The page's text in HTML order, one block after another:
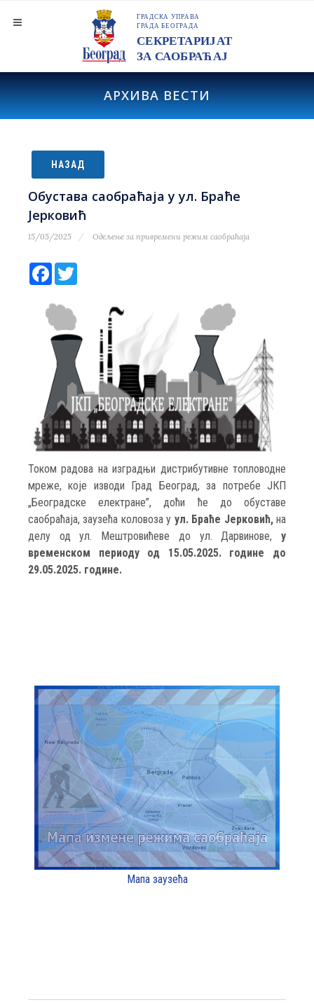
АРХИВА ВЕСТИ
НАЗАД
Обустава саобраћаја у ул. Браће
Јерковић
15/05/2025 Одељење за привремени режим саобраћаја
Facebook
Током радова на изградњи дистрибутивне топловодне
мреже, које изводи Град Београд, за потребе ЈКП
„Београдске електране”, доћи ће до обуставе
саобраћаја, заузећа коловоза у ул. Браће Јерковић,на
делу од ул. Мештровићеве до ул. Дарвинове, у
временском периоду од 15.05.2025. године до
29.05.2025. године.
Мапа заузећа